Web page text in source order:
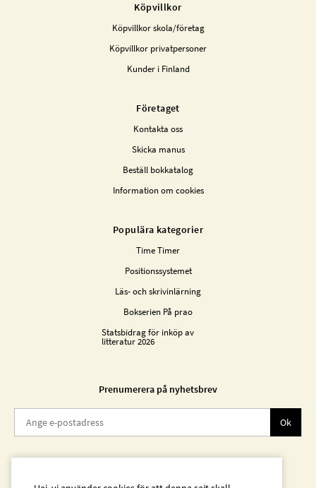
Köpvillkor
Köpvillkor skola/företag
Köpvillkor privatpersoner
Kunder i Finland
Företaget
Kontakta oss
Skicka manus
Beställ bokkatalog
Information om cookies
Populära kategorier
Time Timer
Positionssystemet
Läs- och skrivinlärning
Bokserien På prao
Statsbidrag för inköp av
litteratur 2026
Prenumerera på nyhetsbrev
Ok